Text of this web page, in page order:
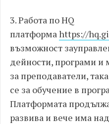
3. Работа по HQ
платформаhttps://
възможност
дейности, програми и
за преподаватели,
се за обучение в
Платформата
развива и вече има